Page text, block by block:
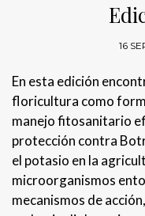
16
En esta edición
floricultura como
manejo fitosanitario
protección contra
el potasio en la
microorganismos
mecanismos de